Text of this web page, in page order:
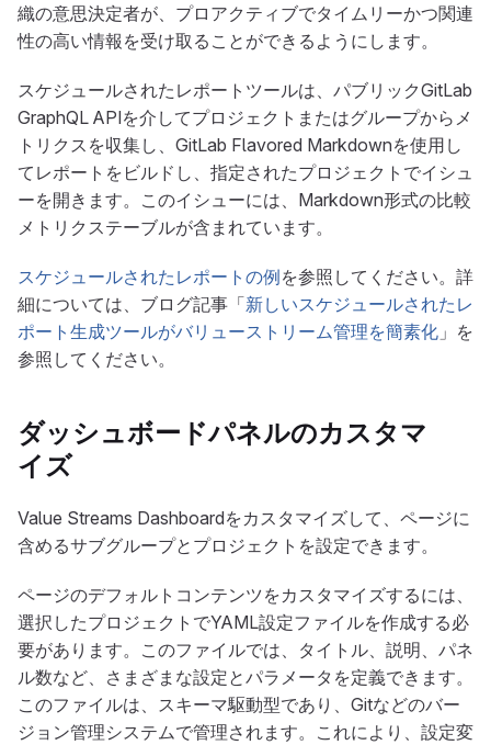
織の意思決定者が、プロアクティブでタイムリーかつ関連
性の高い情報を受け取ることができるようにします。
スケジュールされたレポートツールは、パブリックGitLab
GraphQL APIを介してプロジェクトまたはグループからメ
トリクスを収集し、GitLab Flavored Markdownを使用し
てレポートをビルドし、指定されたプロジェクトでイシュ
ーを開きます。このイシューには、Markdown形式の比較
メトリクステーブルが含まれています。
スケジュールされたレポートの例を参照してください。詳
細については、ブログ記事「新しいスケジュールされたレ
ポート生成ツールがバリューストリーム管理を簡素化 」を
参照してください。
ダッシュボードパネルのカスタマ
イズ
Value Streams Dashboardをカスタマイズして、ページに
含めるサブグループとプロジェクトを設定できます。
ページのデフォルトコンテンツをカスタマイズするには、
選択したプロジェクトでYAML設定ファイルを作成する必
要があります。このファイルでは、タイトル、説明、パネ
ル数など、さまざまな設定とパラメータを定義できます。
このファイルは、スキーマ駆動型であり、Gitなどのバー
ジョン管理システムで管理されます。これにより、設定変